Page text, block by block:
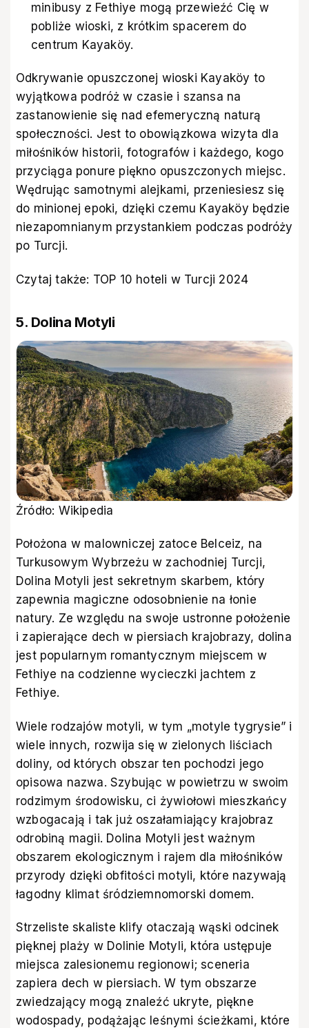
minibusy z Fethiye mogą przewieźć Cię w
pobliże wioski, z krótkim spacerem do
centrum Kayaköy.
Odkrywanie opuszczonej wioski Kayaköy to
wyjątkowa podróż w czasie i szansa na
zastanowienie się nad efemeryczną naturą
społeczności. Jest to obowiązkowa wizyta dla
miłośników historii, fotografów i każdego, kogo
przyciąga ponure piękno opuszczonych miejsc.
Wędrując samotnymi alejkami, przeniesiesz się
do minionej epoki, dzięki czemu Kayaköy będzie
niezapomnianym przystankiem podczas podróży
po Turcji.
Czytaj także: TOP 10 hoteli w Turcji 2024
5. Dolina Motyli
Źródło: Wikipedia
Położona w malowniczej zatoce Belceiz, na
Turkusowym Wybrzeżu w zachodniej Turcji,
Dolina Motyli jest sekretnym skarbem, który
zapewnia magiczne odosobnienie na łonie
natury. Ze względu na swoje ustronne położenie
i zapierające dech w piersiach krajobrazy, dolina
jest popularnym romantycznym miejscem w
Fethiye na codzienne wycieczki jachtem z
Fethiye.
Wiele rodzajów motyli, w tym „motyle tygrysie” i
wiele innych, rozwija się w zielonych liściach
doliny, od których obszar ten pochodzi jego
opisowa nazwa. Szybując w powietrzu w swoim
rodzimym środowisku, ci żywiołowi mieszkańcy
wzbogacają i tak już oszałamiający krajobraz
odrobiną magii. Dolina Motyli jest ważnym
obszarem ekologicznym i rajem dla miłośników
przyrody dzięki obfitości motyli, które nazywają
łagodny klimat śródziemnomorski domem.
Strzeliste skaliste klify otaczają wąski odcinek
pięknej plaży w Dolinie Motyli, która ustępuje
miejsca zalesionemu regionowi; sceneria
zapiera dech w piersiach. W tym obszarze
zwiedzający mogą znaleźć ukryte, piękne
wodospady, podążając leśnymi ścieżkami, które